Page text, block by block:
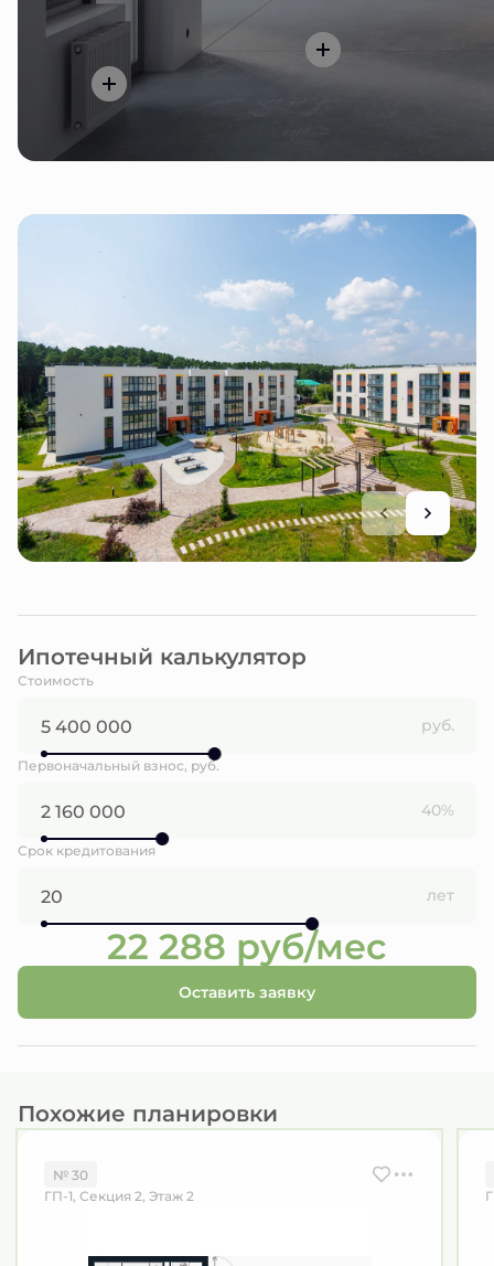
Ипотечный калькулятор
Стоимость
руб.
Первоначальный взнос, руб.
40%
Срок кредитования
лет
22 288 руб/мес
Оставить заявку
Похожие планировки
№ 30
ГП-1, Секция 2, Этаж 2